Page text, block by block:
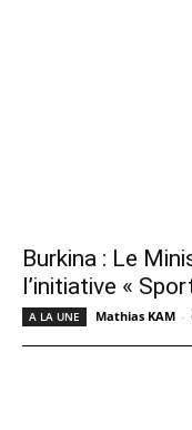
Burkina : Le
l’initiative «
A LA UNE Mathias KAM -